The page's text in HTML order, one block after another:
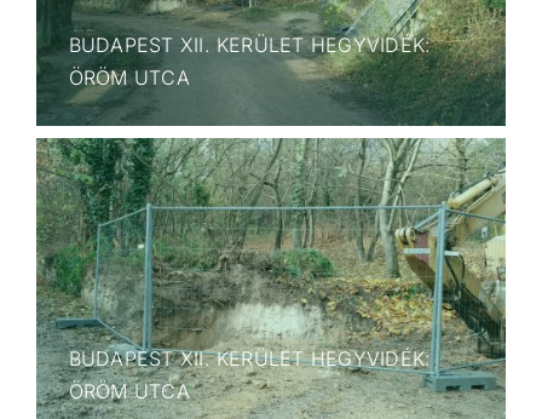
BUDAPEST XII. KERÜLET HEGYVIDÉK:
ÖRÖM UTCA
BUDAPEST XII. KERÜLET HEGYVIDÉK:
ÖRÖM UTCA